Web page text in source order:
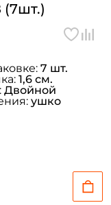
(7шт.)
7 шт.
1,6 см.
Двойной
ушко